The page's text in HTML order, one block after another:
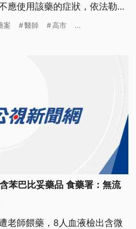
應使用該藥的症狀，依法勒令
親師信任關係。
案 醫師 高市 ...
苯巴比妥藥品 食藥署：無流
老師餵藥，8人血液檢出含微